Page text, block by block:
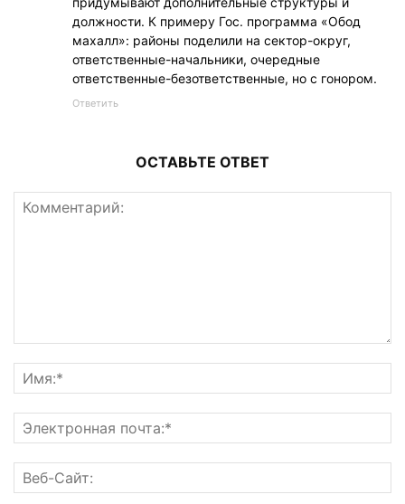
должности. К примеру Гос. программа «Обод
махалл»: районы поделили на сектор-округ,
ответственные-начальники, очередные
ответственные-безответственные, но с гонором.
Ответить
ОСТАВЬТЕ ОТВЕТ